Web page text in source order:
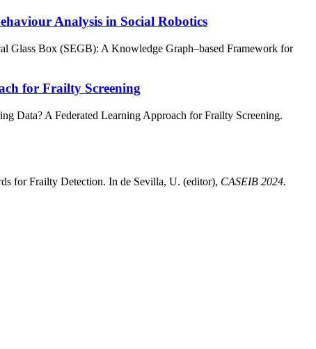
Analysis in Social Robotics
Glass Box (SEGB): A Knowledge Graph–based Framework for
for Frailty Screening
Data? A Federated Learning Approach for Frailty Screening.
for Frailty Detection. In de Sevilla, U. (editor), CASEIB 2024.